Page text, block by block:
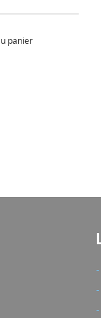
panier